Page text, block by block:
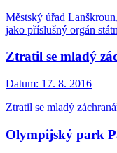
Městský úřad
jako příslušný orgán
Ztratil se mladý
Datum: 17. 8. 2016
Ztratil se mladý
Olympijský park